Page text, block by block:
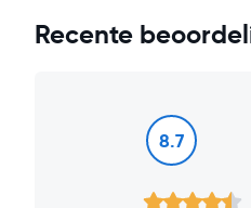
Recente
8.7